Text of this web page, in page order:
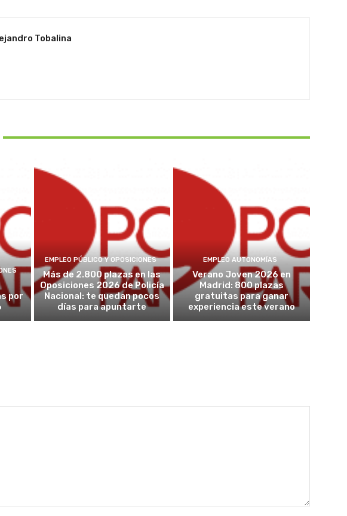
Tobalina
por
EMPLEO PÚBLICO Y OPOSICIONES
Más de 2.800 plazas en las
Oposiciones 2026 de Policía
Nacional: te quedan pocos
días para apuntarte
EMPLEO AUTONOMÍAS
Verano Joven 2026 en
Madrid: 800 plazas
gratuitas para ganar
experiencia este verano